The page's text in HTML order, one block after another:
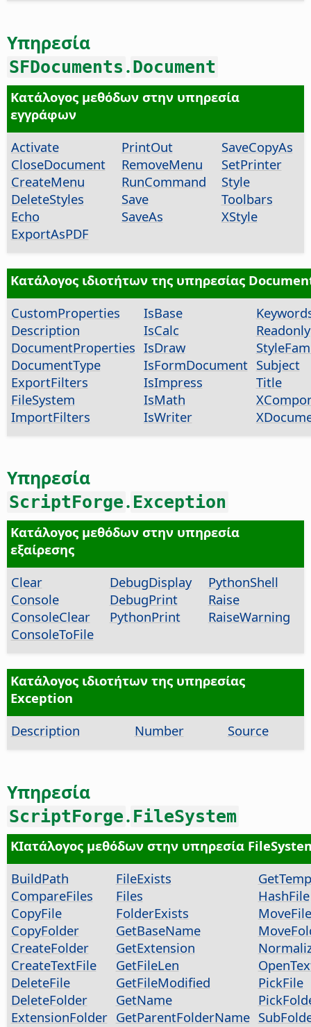
Υπηρεσία
SFDocuments .Document
Κατάλογος μεθόδων στην υπηρεσία
εγγράφων
Activate
CloseDocument
CreateMenu
DeleteStyles
Echo
ExportAsPDF
PrintOut
RemoveMenu
RunCommand
Save
SaveAs
SaveCopyAs
SetPrinter
Style
Toolbars
XStyle
Κατάλογος ιδιοτήτων της υπηρεσίας
CustomProperties
Description
DocumentProperties
DocumentType
ExportFilters
FileSystem
ImportFilters
IsBase
IsCalc
IsDraw
IsFormDocument
IsImpress
IsMath
IsWriter
Readonly
Subject
Title
Υπηρεσία
ScriptForge. Exception
Κατάλογος μεθόδων στην υπηρεσία
εξαίρεσης
Clear
Console
ConsoleClear
ConsoleToFile
DebugDisplay
DebugPrint
PythonPrint
PythonShell
Raise
RaiseWarning
Κατάλογος ιδιοτήτων της υπηρεσίας
Exception
Description
Number Source
Υπηρεσία
ScriptForge. FileSystem
ΚΙατάλογος μεθόδων στην υπηρεσία
BuildPath
CompareFiles
CopyFile
CopyFolder
CreateFolder
CreateTextFile
DeleteFile
DeleteFolder
ExtensionFolder
FileExists
Files
FolderExists
GetBaseName
GetExtension
GetFileLen
GetFileModified
GetName
GetParentFolderName
HashFile
MoveFile
PickFile